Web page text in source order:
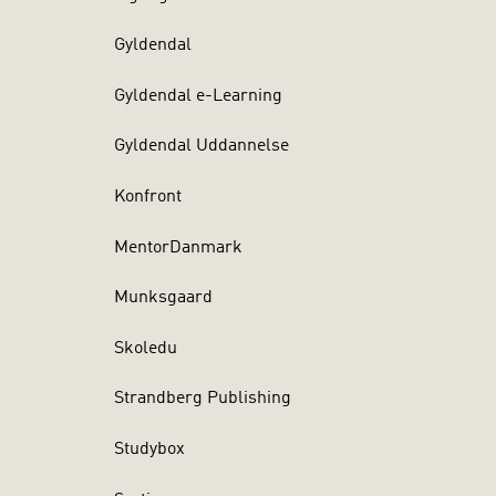
Gyldendal
Gyldendal e-Learning
Gyldendal Uddannelse
Konfront
MentorDanmark
Munksgaard
Skoledu
Strandberg Publishing
Studybox